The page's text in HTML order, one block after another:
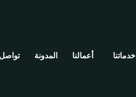
خدماتنا أعمالنا المدونة